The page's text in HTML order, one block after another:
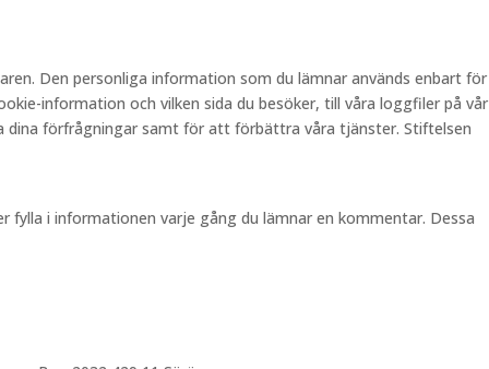
Den personliga information som du lämnar används enbart för
information och vilken sida du besöker, till våra loggfiler på vår
dina förfrågningar samt för att förbättra våra tjänster. Stiftelsen
i informationen varje gång du lämnar en kommentar. Dessa